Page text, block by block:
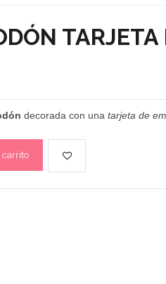
TARJETA
decorada con una tarjeta de
carrito